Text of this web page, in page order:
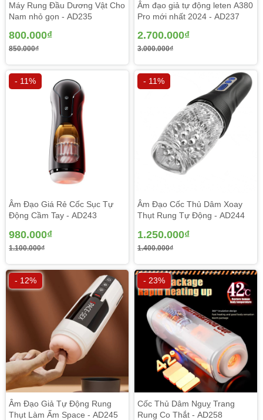
Máy Rung Đầu Dương Vật Cho
Nam nhỏ gọn - AD235
800.000₫
850.000₫
Âm đạo giả tự động leten A380
Pro mới nhất 2024 - AD237
2.700.000₫
3.000.000₫
- 11%
Âm Đạo Giá Rẻ Cốc Sục Tự
Động Cầm Tay - AD243
980.000₫
1.100.000₫
- 11%
Âm Đạo Cốc Thủ Dâm Xoay
Thụt Rung Tự Động - AD244
1.250.000₫
1.400.000₫
- 12%
Âm Đạo Giả Tự Động Rung
Thụt Làm Ấm Space - AD245
- 23%
Cốc Thủ Dâm Nguỵ Trang
Rung Co Thắt - AD258